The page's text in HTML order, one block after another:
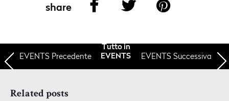
share
EVENTS Precedente
Tutto in
EVENTS
EVENTS Successiva
Related posts